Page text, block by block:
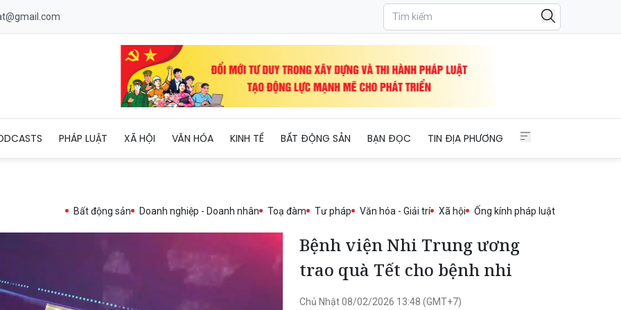
PHÁP LUẬT XÃ HỘI VĂN HÓA KINH TẾ BẤT ĐỘNG SẢN BẠN ĐỌC TIN ĐỊA PHƯƠNG
Bất động sản Doanh nghiệp - Doanh nhân Toạ đàm Tư pháp Văn hóa - Giải trí Xã hội Ống kính pháp luật
Bệnh viện Nhi Trung ương
trao quà Tết cho bệnh nhi
Chủ Nhật 08/02/2026 13:48 (GMT+7)